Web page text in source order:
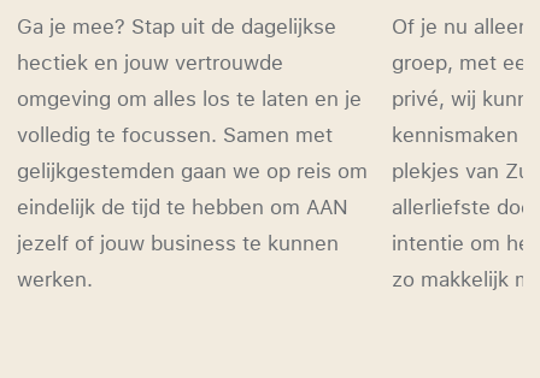
Ga je mee? Stap uit de dagelijkse
hectiek en jouw vertrouwde
omgeving om alles los te laten en je
volledig te focussen. Samen met
gelijkgestemden gaan we op reis om
eindelijk de tijd te hebben om AAN
jezelf of jouw business te kunnen
werken.
Of je nu
groep, met
privé, wij
kennismaken
plekjes van
allerliefste
intentie om
zo makkelijk